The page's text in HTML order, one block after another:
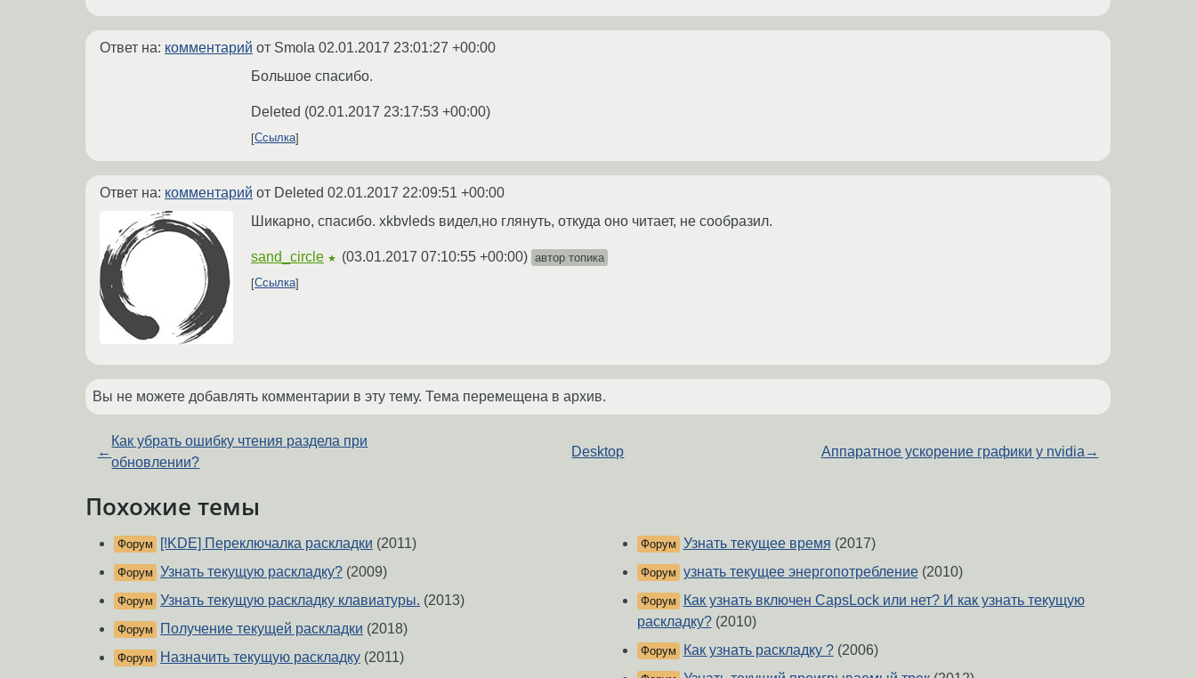
Ответ на: комментарий от Smola 02.01.2017 23:01:27 +00:00
Большое спасибо.
Deleted (02.01.2017 23:17:53 +00:00)
Ссылка
Ответ на: комментарий от Deleted 02.01.2017 22:09:51 +00:00
Шикарно, спасибо. xkbvleds видел,но глянуть, откуда оно читает, не сообразил.
sand_circle ★ (03.01.2017 07:10:55 +00:00) автор топика
Ссылка
Вы не можете добавлять комментарии в эту тему. Тема перемещена в архив.
←
Как убрать ошибку чтения раздела при
обновлении?
Desktop Аппаратное ускорение графики у nvidia →
Похожие темы
Форум [!KDE] Переключалка раскладки (2011)
Форум Узнать текущую раскладку? (2009)
Форум Узнать текущую раскладку клавиатуры. (2013)
Форум Получение текущей раскладки (2018)
Форум Назначить текущую раскладку (2011)
Форум Узнать текущее время (2017)
Форум узнать текущее энергопотребление(2010)
Форум
Как узнать включен CapsLock или нет? И как узнать текущую
раскладку?(2010)
Форум Как узнать раскладку ?(2006)